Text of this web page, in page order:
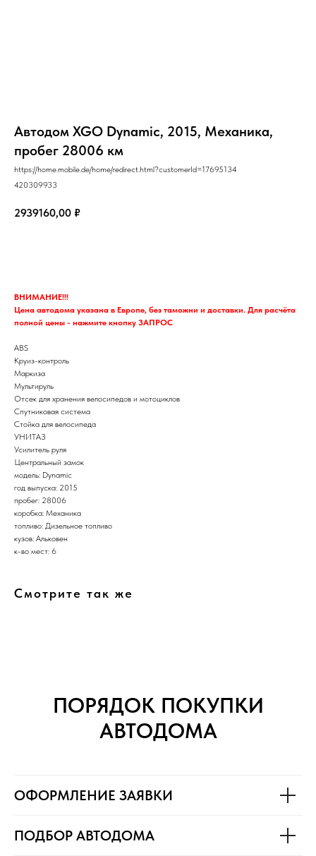
Автодом XGO Dynamic, 2015, Механика,
пробег 28006 км
https://home.mobile.de/home/redirect.html?customerId=17695134
420309933
2939160,00 ₽
ВНИМАНИЕ!!!
Цена автодома указана в Европе, без таможни и доставки. Для расчёта
полной цены - нажмите кнопку ЗАПРОС
ABS
Круиз-контроль
Маркиза
Мультируль
Отсек для хранения велосипедов и мотоциклов
Спутниковая система
Стойка для велосипеда
УНИТАЗ
Усилитель руля
Центральный замок
модель: Dynamic
год выпуска: 2015
пробег: 28006
коробка: Механика
топливо: Дизельное топливо
кузов: Альковен
к-во мест: 6
Смотрите так же
ПОРЯДОК ПОКУПКИ
АВТОДОМА
ОФОРМЛЕНИЕ ЗАЯВКИ
ПОДБОР АВТОДОМА